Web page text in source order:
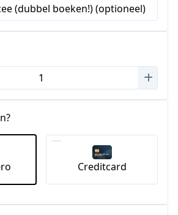
(dubbel boeken!) (optioneel)
Creditcard